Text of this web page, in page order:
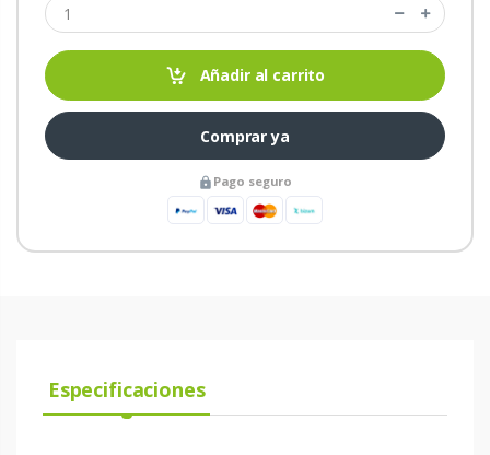
Añadir al carrito
Comprar ya
Pago seguro
Especificaciones